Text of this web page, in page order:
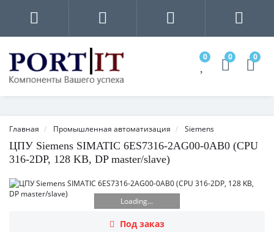
0 0 0
Главная Промышленная автоматизация Siemens
ЦПУ Siemens SIMATIC 6ES7316-2AG00-0AB0 (CPU
316-2DP, 128 KB, DP master/slave)
Loading...
Под заказ